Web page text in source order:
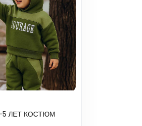
ЛЕТ КОСТЮМ